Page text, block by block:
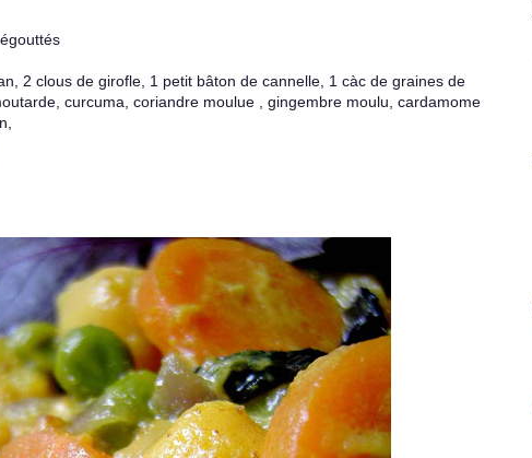
2 clous de girofle, 1 petit bâton de cannelle, 1 càc de graines de
curcuma, coriandre moulue , gingembre moulu, cardamome